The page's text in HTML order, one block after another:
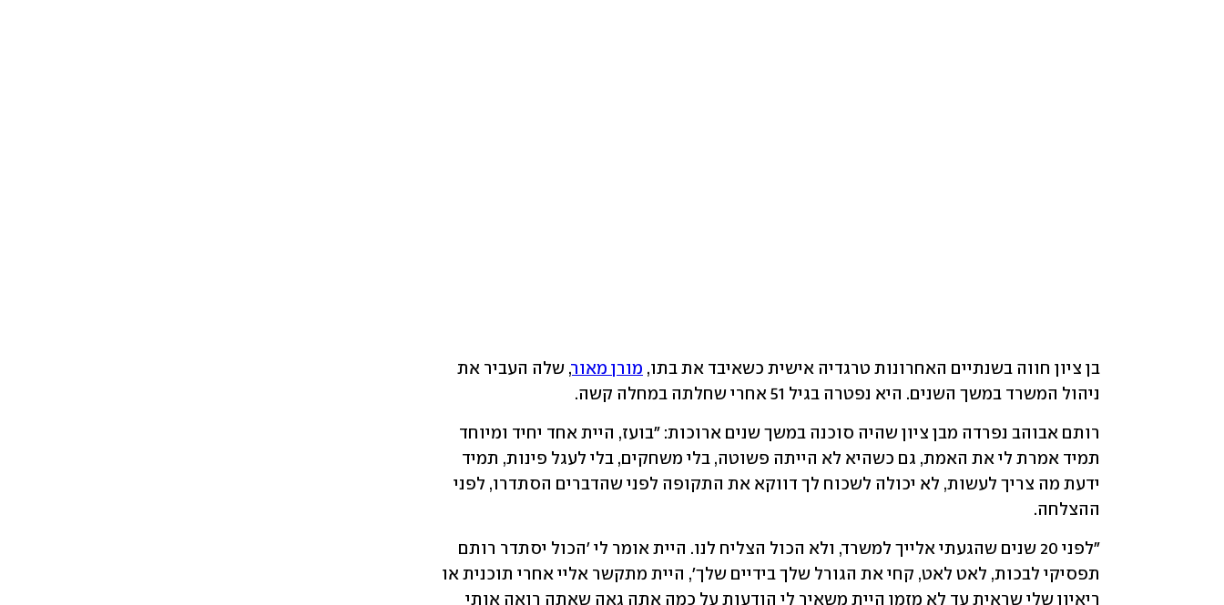
בן ציון חווה בשנתיים האחרונות טרגדיה אישית כשאיבד את בתו, מורן מאור
ניהול המשרד במשך השנים. היא נפטרה בגיל 51 אחרי שחלתה במחלה קשה.
ההצלחה.